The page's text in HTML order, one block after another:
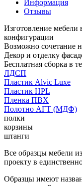
Информация
Отзывы
Изготовление
конфигурации
Возможно сочетание
Декор и отделку
Бесплатная сборка в
ЛДСП
Пластик Alvic Luxe
Пластик HPL
Пленка ПВХ
Полотно АГТ (МДФ)
полки
корзины
штанги
Все образцы мебели
проекту в
Образцы имеют